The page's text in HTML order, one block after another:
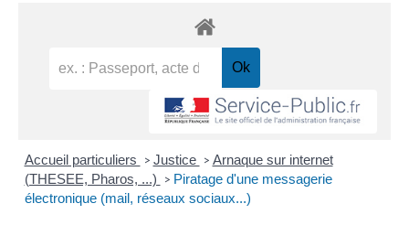
Accueil particuliers > Justice > Arnaque sur internet
(THESEE, Pharos, ...)
> Piratage d'une messagerie
électronique (mail, réseaux sociaux...)